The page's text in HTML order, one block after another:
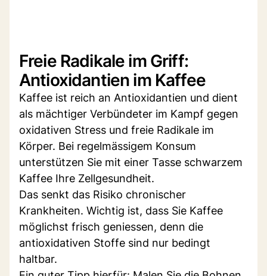
Freie Radikale im Griff:
Antioxidantien im Kaffee
Kaffee ist reich an Antioxidantien und dient
als mächtiger Verbündeter im Kampf gegen
oxidativen Stress und freie Radikale im
Körper. Bei regelmässigem Konsum
unterstützen Sie mit einer Tasse schwarzem
Kaffee Ihre Zellgesundheit.
Das senkt das Risiko chronischer
Krankheiten. Wichtig ist, dass Sie Kaffee
möglichst frisch geniessen, denn die
antioxidativen Stoffe sind nur bedingt
haltbar.